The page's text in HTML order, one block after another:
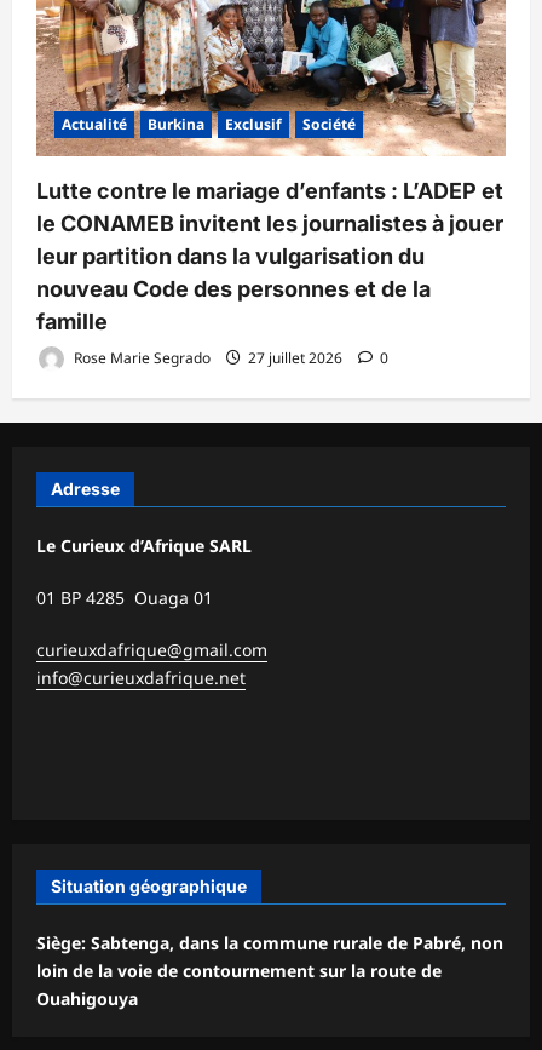
Actualité Burkina Exclusif Société
Lutte contre le mariage d’enfants : L’ADEP et
le CONAMEB invitent les journalistes à jouer
leur partition dans la vulgarisation du
nouveau Code des personnes et de la
famille
Rose Marie Segrado 27 juillet 2026 0
Adresse
Le Curieux d’Afrique SARL
01 BP 4285 Ouaga 01
curieuxdafrique@gmail.com
info@curieuxdafrique.net
Situation géographique
Siège: Sabtenga, dans la commune rurale de Pabré, non
loin de la voie de contournement sur la route de
Ouahigouya